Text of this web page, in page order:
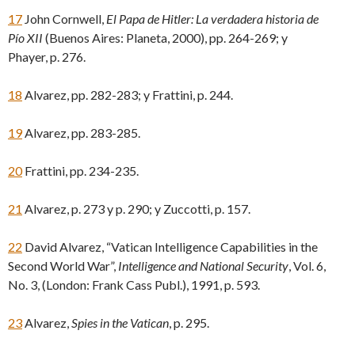
17 John Cornwell, El Papa de Hitler: La verdadera historia de
Pío XII (Buenos Aires: Planeta, 2000), pp. 264-269; y
Phayer, p. 276.
18 Alvarez, pp. 282-283; y Frattini, p. 244.
19Alvarez, pp. 283-285.
20Frattini, pp. 234-235.
21 Alvarez, p. 273 y p. 290; y Zuccotti, p. 157.
22 David Alvarez, “Vatican Intelligence Capabilities in the
Second World War”, Intelligence and National Security , Vol. 6,
No. 3, (London: Frank Cass Publ.), 1991, p. 593.
23 Alvarez, Spies in the Vatican , p. 295.